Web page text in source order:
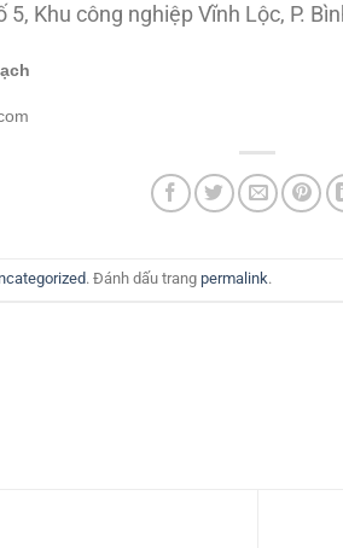
Khu công nghiệp Vĩnh Lộc, P.
. Đánh dấu trang permalink.